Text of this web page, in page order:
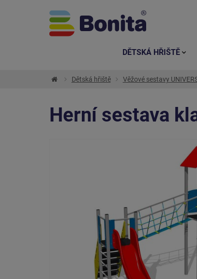
Dětská hřiště Věžové sestavy
Herní sestava
DĚTSKÁ HŘIŠTĚ